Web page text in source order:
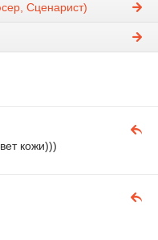
Сценарист)
кожи)))